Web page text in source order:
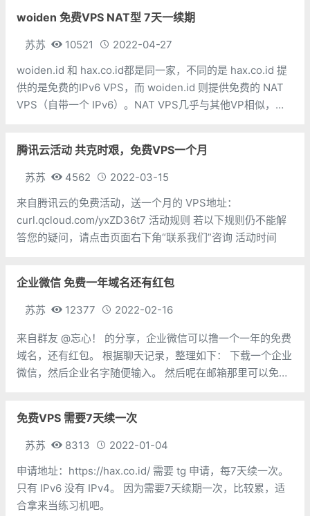
woiden 免费VPS NAT型 7天一续期
苏苏 10521
2022-04-27
woiden.id 和 hax.co.id都是同一家，不同的是 hax.co.id 提
供的是免费的IPv6 VPS，而 woiden.id 则提供免费的 NAT
VPS（自带一个 IPv6）。NAT VPS几乎与其他VP相似，但
腾讯云活动 共克时艰，免费VPS一个月
苏苏 4562
2022-03-15
来自腾讯云的免费活动，送一个月的 VPS地址：
curl.qcloud.com/yxZD36t7 活动规则 若以下规则仍不能解
答您的疑问，请点击页面右下角“联系我们”咨询 活动时间
企业微信 免费一年域名还有红包
苏苏 12377 2022-02-16
来自群友 @忘心！ 的分享，企业微信可以撸一个一年的免费
域名，还有红包。 根据聊天记录，整理如下： 下载一个企业
微信，然后企业名字随便输入。 然后呢在邮箱那里可以免费
免费VPS 需要7天续一次
苏苏 8313
2022-01-04
申请地址：https://hax.co.id/ 需要 tg 申请，每7天续一次。
只有 IPv6 没有 IPv4。 因为需要7天续期一次，比较累，适
合拿来当练习机吧。